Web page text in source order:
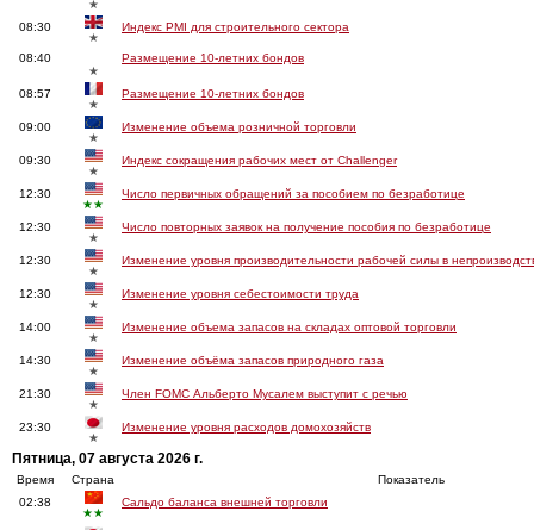
★
08:30
★
Индекс PMI для строительного сектора
08:40
★
Размещение 10-летних бондов
08:57
★
Размещение 10-летних бондов
09:00
★
Изменение объема розничной торговли
09:30
★
Индекс сокращения рабочих мест от Challenger
12:30
★★
Число первичных обращений за пособием по безработице
12:30
★
Число повторных заявок на получение пособия по безработице
12:30
★
Изменение уровня производительности рабочей силы в
12:30
★
Изменение уровня себестоимости труда
14:00
★
Изменение объема запасов на складах оптовой торговли
14:30
★
Изменение объёма запасов природного газа
21:30
★
Член FOMC Альберто Мусалем выступит с речью
23:30
★
Изменение уровня расходов домохозяйств
Пятница, 07 августа 2026 г.
Время Страна
Показатель
02:38
★★
Сальдо баланса внешней торговли